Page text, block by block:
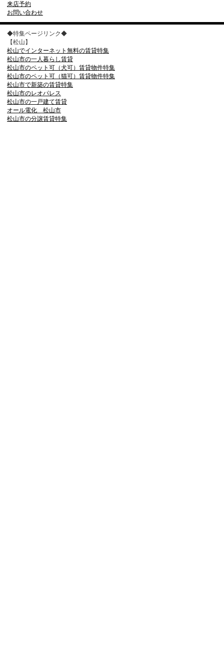
来店予約
お問い合わせ
◆特集ページリンク◆
【松山】
松山でインターネット無料の賃貸特集
松山市の一人暮らし賃貸
松山市のペット可（犬可）賃貸物件特集
松山市のペット可（猫可）賃貸物件特集
松山市で新築の賃貸特集
松山市のレオパレス
松山市の一戸建て賃貸
オール電化 松山市
松山市の分譲賃貸特集